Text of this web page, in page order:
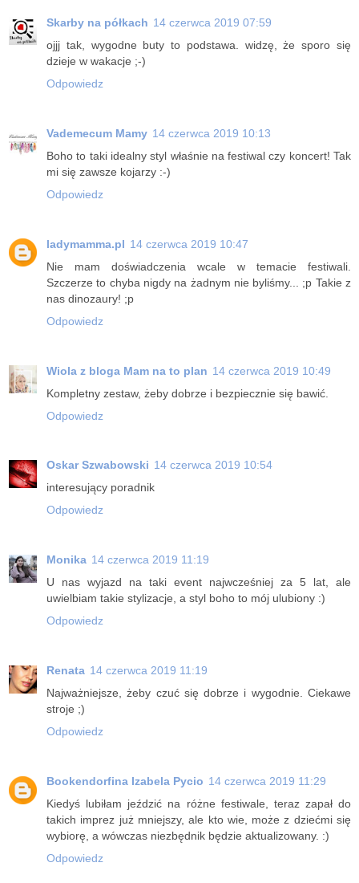
Skarby na półkach 14 czerwca 2019 07:59
ojjj tak, wygodne buty to podstawa. widzę, że sporo się
dzieje w wakacje ;-)
Odpowiedz
Vademecum Mamy 14 czerwca 2019 10:13
Boho to taki idealny styl właśnie na festiwal czy koncert! Tak
mi się zawsze kojarzy :-)
Odpowiedz
ladymamma.pl 14 czerwca 2019 10:47
Nie mam doświadczenia wcale w temacie festiwali.
Szczerze to chyba nigdy na żadnym nie byliśmy... ;p Takie z
nas dinozaury! ;p
Odpowiedz
Wiola z bloga Mam na to plan 14 czerwca 2019 10:49
Kompletny zestaw, żeby dobrze i bezpiecznie się bawić.
Odpowiedz
Oskar Szwabowski 14 czerwca 2019 10:54
interesujący poradnik
Odpowiedz
Monika 14 czerwca 2019 11:19
U nas wyjazd na taki event najwcześniej za 5 lat, ale
uwielbiam takie stylizacje, a styl boho to mój ulubiony :)
Odpowiedz
Renata 14 czerwca 2019 11:19
Najważniejsze, żeby czuć się dobrze i wygodnie. Ciekawe
stroje ;)
Odpowiedz
Bookendorfina Izabela Pycio 14 czerwca 2019 11:29
Kiedyś lubiłam jeździć na różne festiwale, teraz zapał do
takich imprez już mniejszy, ale kto wie, może z dziećmi się
wybiorę, a wówczas niezbędnik będzie aktualizowany. :)
Odpowiedz